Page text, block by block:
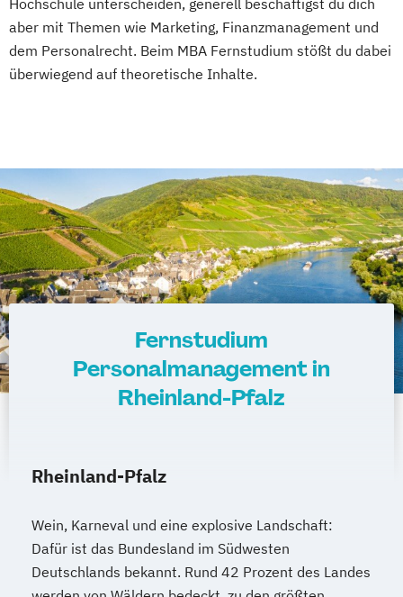
aber mit Themen wie Marketing, Finanzmanagement und
dem Personalrecht. Beim MBA Fernstudium stößt du dabei
überwiegend auf theoretische Inhalte.
Fernstudium
Personalmanagement in
Rheinland-Pfalz
Rheinland-Pfalz
Wein, Karneval und eine explosive Landschaft:
Dafür ist das Bundesland im Südwesten
Deutschlands bekannt. Rund 42 Prozent des Landes